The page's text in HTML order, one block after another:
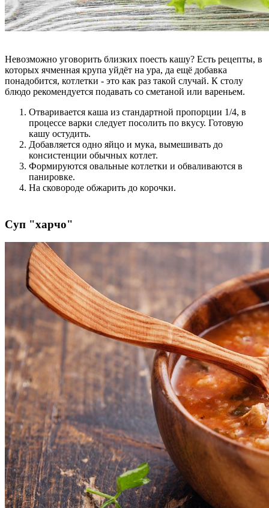
Невозможно уговорить близких поесть кашу? Есть рецепты, в
которых ячменная крупа уйдёт на ура, да ещё добавка
понадобится, котлетки - это как раз такой случай. К столу
блюдо рекомендуется подавать со сметаной или вареньем.
Отваривается каша из стандартной пропорции 1/4, в
процессе варки следует посолить по вкусу. Готовую
кашу остудить.
Добавляется одно яйцо и мука, вымешивать до
консистенции обычных котлет.
Формируются овальные котлетки и обваливаются в
панировке.
На сковороде обжарить до корочки.
Суп "харчо"